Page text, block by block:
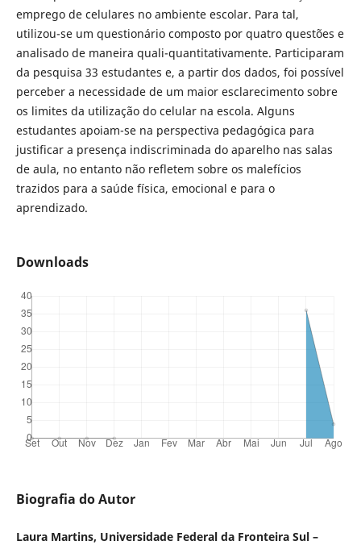
emprego de celulares no ambiente escolar. Para tal,
utilizou-se um questionário composto por quatro questões e
analisado de maneira quali-quantitativamente. Participaram
da pesquisa 33 estudantes e, a partir dos dados, foi possível
perceber a necessidade de um maior esclarecimento sobre
os limites da utilização do celular na escola. Alguns
estudantes apoiam-se na perspectiva pedagógica para
justificar a presença indiscriminada do aparelho nas salas
de aula, no entanto não refletem sobre os malefícios
trazidos para a saúde física, emocional e para o
aprendizado.
Downloads
Biografia do Autor
Laura Martins, Universidade Federal da Fronteira Sul –